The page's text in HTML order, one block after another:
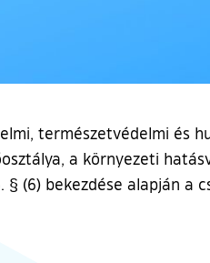
természetvédelmi és
a környezeti
§ (6) bekezdése alapján